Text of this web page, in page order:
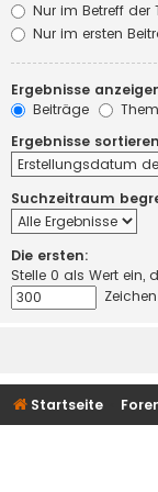
Nur im Betreff der
Nur im ersten
Ergebnisse
Beiträge
Ergebnisse
Suchzeitraum
Die ersten:
Stelle 0 als Wert ein,
Startseite